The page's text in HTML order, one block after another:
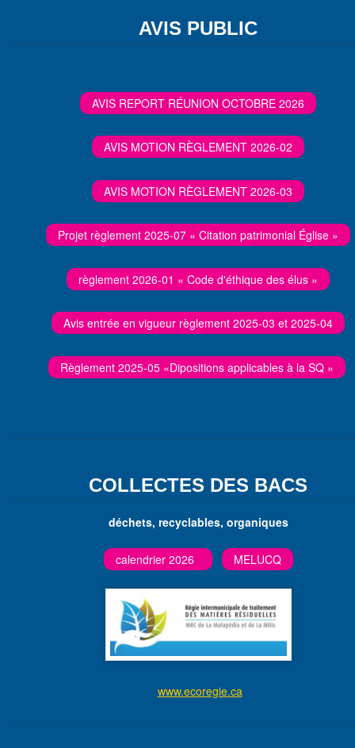
AVIS PUBLIC
AVIS REPORT RÉUNION OCTOBRE 2026
AVIS MOTION RÈGLEMENT 2026-02
AVIS MOTION RÈGLEMENT 2026-03
Projet règlement 2025-07 « Citation patrimonial Église »
règlement 2026-01 « Code d'éthique des élus »
Avis entrée en vigueur règlement 2025-03 et 2025-04
Règlement 2025-05 «Dipositions applicables à la SQ »
COLLECTES DES BACS
déchets, recyclables, organiques
calendrier 2026 MELUCQ
www.ecoregie.ca